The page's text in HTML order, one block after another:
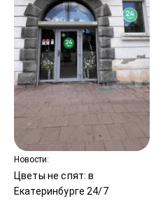
Новости:
Цветы не спят: в
Екатеринбурге 24/7